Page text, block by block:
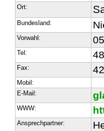
Ort:
Bundesland:
Vorwahl:
Tel:
Fax:
Mobil:
E-Mail:
WWW:
Ansprechpartner: